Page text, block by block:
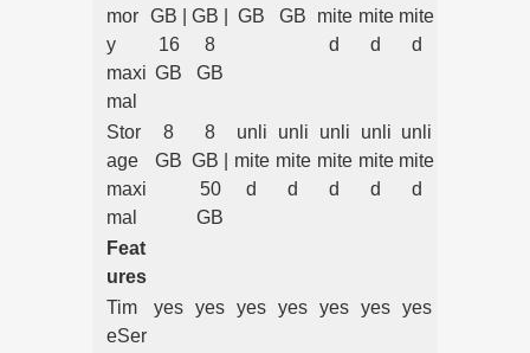
mor
y
maxi
mal
GB |
16
GB
GB |
8
GB
GB
GB
mite
d
mite
d
mite
d
Stor
age
maxi
mal
8
GB
8
GB |
50
GB
unli
mite
d
unli
mite
d
unli
mite
d
unli
mite
d
unli
mite
d
Feat
ures
Tim
eSer
yes yes yes yes yes yes yes